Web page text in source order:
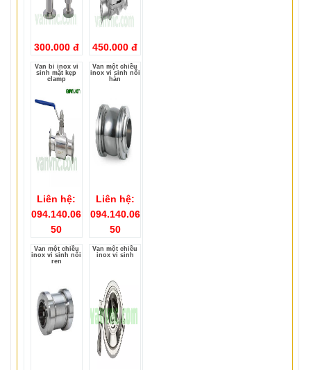
300.000 đ 450.000 đ
Van bi inox vi
sinh mặt kẹp
clamp
Liên hệ:
094.140.06
50
Van một chiều
inox vi sinh nối
hàn
Liên hệ:
094.140.06
50
Van một chiều
inox vi sinh nối
ren
Van một chiều
inox vi sinh